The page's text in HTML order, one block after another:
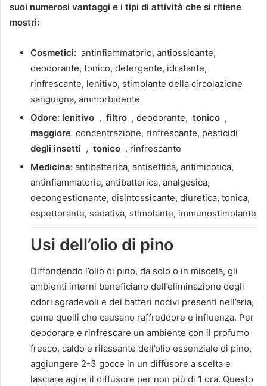
suoi numerosi vantaggi e i tipi di attività che si ritiene
mostri:
Cosmetici: antinfiammatorio, antiossidante,
deodorante, tonico, detergente, idratante,
rinfrescante, lenitivo, stimolante della circolazione
sanguigna, ammorbidente
Odore: lenitivo , filtro , deodorante, tonico ,
maggiore concentrazione, rinfrescante, pesticidi
degli insetti , tonico , rinfrescante
Medicina: antibatterica, antisettica, antimicotica,
antinfiammatoria, antibatterica, analgesica,
decongestionante, disintossicante, diuretica, tonica,
espettorante, sedativa, stimolante, immunostimolante
Usi dell’olio di pino
Diffondendo l’olio di pino, da solo o in miscela, gli
ambienti interni beneficiano dell’eliminazione degli
odori sgradevoli e dei batteri nocivi presenti nell’aria,
come quelli che causano raffreddore e influenza. Per
deodorare e rinfrescare un ambiente con il profumo
fresco, caldo e rilassante dell’olio essenziale di pino,
aggiungere 2-3 gocce in un diffusore a scelta e
lasciare agire il diffusore per non più di 1 ora. Questo